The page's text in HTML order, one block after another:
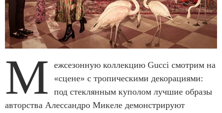
М
ежсезонную коллекцию Gucci смотрим на
«сцене» с тропическими декорациями:
под стеклянным куполом лучшие образы
авторства Алессандро Микеле демонстрируют